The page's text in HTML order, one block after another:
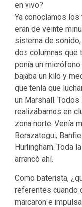
en vivo?
Ya conocíamos
eran de veinte
sistema de
dos columnas que
ponía un
bajaba un kilo y
que tenía que
un Marshall.
realizábamos en
zona norte. Venía
Berazategui,
Hurlingham. Toda
arrancó ahí.
Como baterista,
referentes cuando
marcaron e